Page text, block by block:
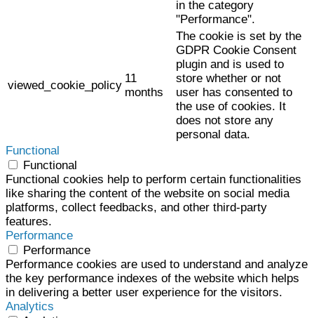
in the category
"Performance".
viewed_cookie_policy
11
months
The cookie is set by the
GDPR Cookie Consent
plugin and is used to
store whether or not
user has consented to
the use of cookies. It
does not store any
personal data.
Functional
Functional
Functional cookies help to perform certain functionalities
like sharing the content of the website on social media
platforms, collect feedbacks, and other third-party
features.
Performance
Performance
Performance cookies are used to understand and analyze
the key performance indexes of the website which helps
in delivering a better user experience for the visitors.
Analytics